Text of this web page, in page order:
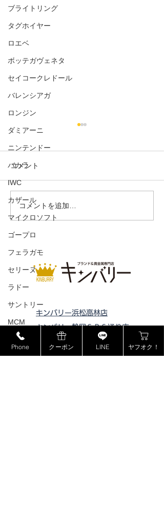
ブライトリング
タグホイヤー
ロエベ
ボッテガヴェネタ
セイコークレドール
バレンシアガ
ロンジン
ダミアーニ
ニンテンドー
バカラ
IWC
カザール
マイクロソフト
ゴープロ
フェラガモ
セリーヌ
ラドー
サントリー
MCM
ミュウミュウ
モンブラン
コインケースカメリア
コメント
コメントを追加…
キンバリー浜松高林店
キンバリー静岡ＳＢＳ通り店
キンバリー藤枝インター店
ピックアップ浜松西伊場店
Phone クーポン LINE ヤフオク！